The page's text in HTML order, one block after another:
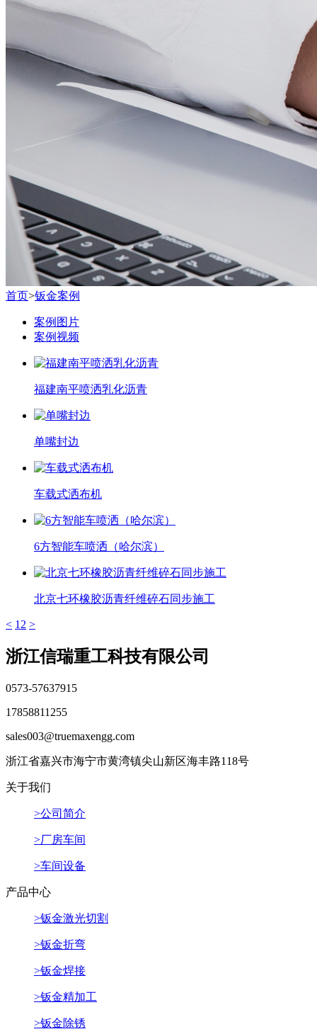
首页>钣金案例
案例图片
案例视频
福建南平喷洒乳化沥青
单嘴封边
车载式洒布机
6方智能车喷洒（哈尔滨）
北京七环橡胶沥青纤维碎石同步施工
< 1 2 >
浙江信瑞重工科技有限公司
0573-57637915
17858811255
sales003@truemaxengg.com
浙江省嘉兴市海宁市黄湾镇尖山新区海丰路118号
关于我们
>公司简介
>厂房车间
>车间设备
产品中心
>钣金激光切割
>钣金折弯
>钣金焊接
>钣金精加工
>钣金除锈